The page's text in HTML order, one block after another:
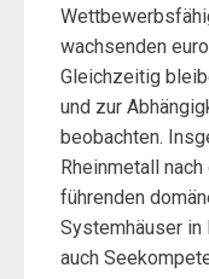
wachsenden
Gleichzeitig
und zur
beobachten.
Rheinmetall
führenden
Systemhäuser in
auch